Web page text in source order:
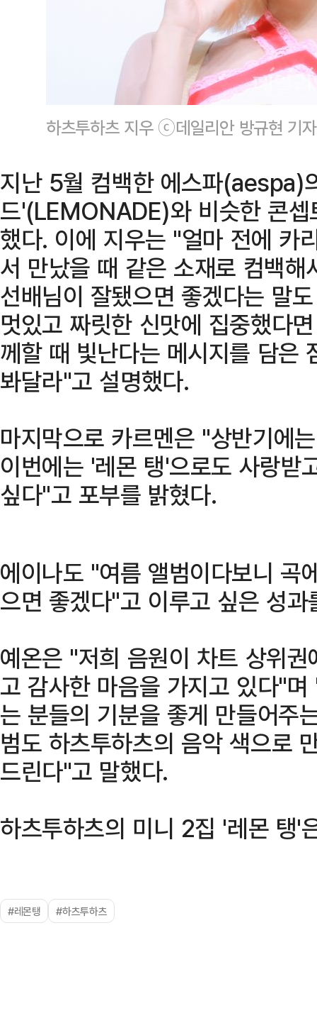
하츠투하츠 지우 ⓒ데일리안 방규현 기자
지난 5월 컴백한 에스파(aespa)
드'(LEMONADE)와 비슷한 콘셉
했다. 이에 지우는 "얼마 전에 카
서 만났을 때 같은 소재로 컴백
선배님이 잘됐으면 좋겠다는 말
멋있고 짜릿한 신맛에 집중했다
께할 때 빛난다는 메시지를 담은
봐달라"고 설명했다.
마지막으로 카르멘은 "상반기에
이번에는 '레몬 탱'으로도 사랑받
싶다"고 포부를 밝혔다.
에이나도 "여름 앨범이다보니 곡
으면 좋겠다"고 이루고 싶은 성과
예온은 "저희 음원이 차트 상위
고 감사한 마음을 가지고 있다"
는 분들의 기분을 좋게 만들어주
범도 하츠투하츠의 음악 색으로
드린다"고 말했다.
하츠투하츠의 미니 2집 '레몬 탱'
#레몬탱 #하츠투하츠